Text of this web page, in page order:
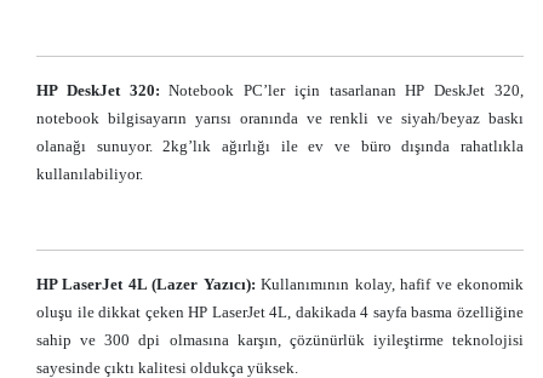
HP DeskJet 320: Notebook PC’ler için tasarlanan HP DeskJet 320,
notebook bilgisayarın yarısı oranında ve renkli ve siyah/beyaz baskı
olanağı sunuyor. 2kg’lık ağırlığı ile ev ve büro dışında rahatlıkla
kullanılabiliyor.
HP LaserJet 4L (Lazer Yazıcı): Kullanımının kolay, hafif ve ekonomik
oluşu ile dikkat çeken HP LaserJet 4L, dakikada 4 sayfa basma özelliğine
sahip ve 300 dpi olmasına karşın, çözünürlük iyileştirme teknolojisi
sayesinde çıktı kalitesi oldukça yüksek.